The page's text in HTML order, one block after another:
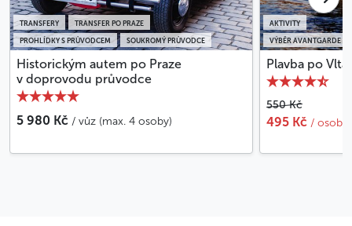
cena
Méně
PROHLÍDKY S PRŮVODCEM SOUKROMÝ PRŮVODCE
TRANSFERY TRANSFER PO PRAZE
Historickým autem po Praze
v doprovodu průvodce
5 980 Kč / vůz (max. 4 osoby)
VÝBĚR AVANTGARDE
AKTIVITY
Plavba po
550 Kč
495 Kč / osoba